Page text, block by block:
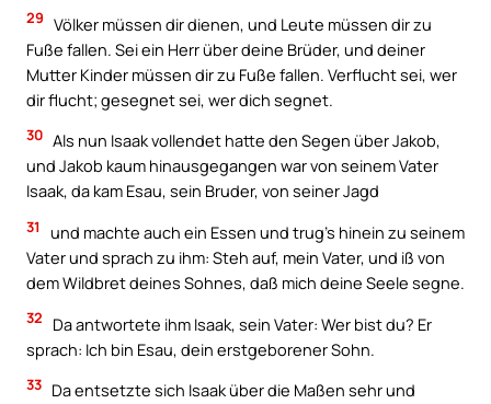
29 Völker müssen dir dienen, und Leute müssen dir zu
Fuße fallen. Sei ein Herr über deine Brüder, und deiner
Mutter Kinder müssen dir zu Fuße fallen. Verflucht sei, wer
dir flucht; gesegnet sei, wer dich segnet.
30 Als nun Isaak vollendet hatte den Segen über Jakob,
und Jakob kaum hinausgegangen war von seinem Vater
Isaak, da kam Esau, sein Bruder, von seiner Jagd
31
und machte auch ein Essen und trug’s hinein zu seinem
Vater und sprach zu ihm: Steh auf, mein Vater, und iß von
dem Wildbret deines Sohnes, daß mich deine Seele segne.
32
Da antwortete ihm Isaak, sein Vater: Wer bist du? Er
sprach: Ich bin Esau, dein erstgeborener Sohn.
33 Da entsetzte sich Isaak über die Maßen sehr und